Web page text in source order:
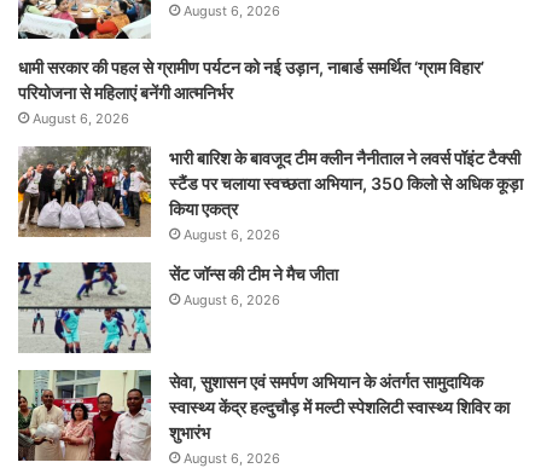
August 6, 2026
धामी सरकार की पहल से ग्रामीण पर्यटन को नई उड़ान, नाबार्ड समर्थित ‘ग्राम विहार’
परियोजना से महिलाएं बनेंगी आत्मनिर्भर
August 6, 2026
भारी बारिश के बावजूद टीम क्लीन नैनीताल ने लवर्स पॉइंट टैक्सी
स्टैंड पर चलाया स्वच्छता अभियान, 350 किलो से अधिक कूड़ा
किया एकत्र
August 6, 2026
सेंट जॉन्स की टीम ने मैच जीता
August 6, 2026
सेवा, सुशासन एवं समर्पण अभियान के अंतर्गत सामुदायिक
स्वास्थ्य केंद्र हल्दुचौड़ में मल्टी स्पेशलिटी स्वास्थ्य शिविर का
शुभारंभ
August 6, 2026